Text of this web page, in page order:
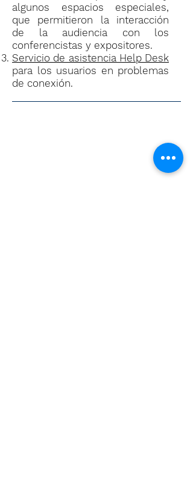
algunos espacios especiales,
que permitieron la interacción
de la audiencia con los
conferencistas y expositores.
Servicio de asistencia Help Desk
para los usuarios en problemas
de conexión.